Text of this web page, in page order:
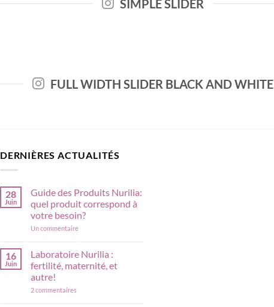
SIMPLE SLIDER
FULL WIDTH SLIDER BLACK AND WHITE
DERNIÈRES ACTUALITÉS
28
Juin
Guide des Produits Nurilia:
quel produit correspond à
votre besoin?
Un commentairesur
Produits
Nurilia:
quel
16
Juin
Laboratoire Nurilia :
fertilité, maternité, et
autre!
2 commentaires